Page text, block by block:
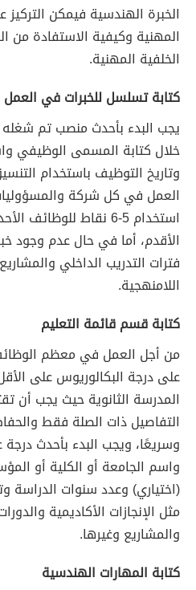
الخبرة الهندسية فيمكن
المهنية وكيفية الاستفادة من
الخلفية المهنية.
كتابة تسلسل للخبرات في
يجب البدء بأحدث منصب تم شغله
خلال كتابة المسمى الوظيفي
العمل في كل شركة
الأقدم، أما في حال عدم وجود
فترات التدريب الداخلي
اللامنهجية.
كتابة قسم قائمة التعليم
من أجل العمل في معظم
على درجة البكالوريوس على
المدرسة الثانوية حيث يجب أن
التفاصيل ذات الصلة فقط
وسريعًا، ويجب البدء بأحدث درجة
واسم الجامعة أو الكلية أو
(اختياري) وعدد سنوات الدراسة
مثل الإنجازات الأكاديمية
والمشاريع وغيرها.
كتابة المهارات الهندسية